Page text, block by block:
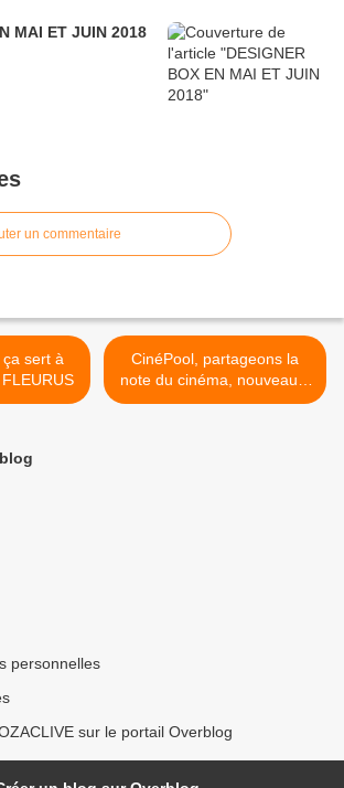
MAI ET JUIN 2018
un commentaire
CinéPool, partageons la
note du cinéma, nouveau à
Clermont Ferrand >
personnelles
sur le portail Overblog